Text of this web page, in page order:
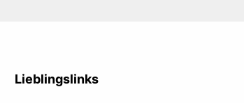
Lieblingslinks